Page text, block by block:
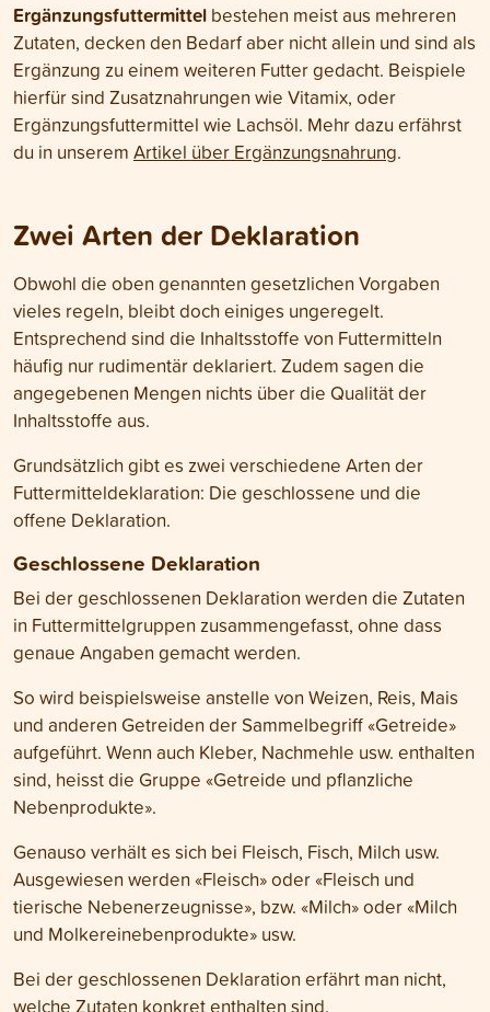
Ergänzungsfuttermittel bestehen meist aus mehreren
Zutaten, decken den Bedarf aber nicht allein und sind als
Ergänzung zu einem weiteren Futter gedacht. Beispiele
hierfür sind Zusatznahrungen wie Vitamix, oder
Ergänzungsfuttermittel wie Lachsöl. Mehr dazu erfährst
du in unserem Artikel über Ergänzungsnahrung.
Zwei Arten der Deklaration
Obwohl die oben genannten gesetzlichen Vorgaben
vieles regeln, bleibt doch einiges ungeregelt.
Entsprechend sind die Inhaltsstoffe von Futtermitteln
häufig nur rudimentär deklariert. Zudem sagen die
angegebenen Mengen nichts über die Qualität der
Inhaltsstoffe aus.
Grundsätzlich gibt es zwei verschiedene Arten der
Futtermitteldeklaration: Die geschlossene und die
offene Deklaration.
Geschlossene Deklaration
Bei der geschlossenen Deklaration werden die Zutaten
in Futtermittelgruppen zusammengefasst, ohne dass
genaue Angaben gemacht werden.
So wird beispielsweise anstelle von Weizen, Reis, Mais
und anderen Getreiden der Sammelbegriff «Getreide»
aufgeführt. Wenn auch Kleber, Nachmehle usw. enthalten
sind, heisst die Gruppe «Getreide und pflanzliche
Nebenprodukte».
Genauso verhält es sich bei Fleisch, Fisch, Milch usw.
Ausgewiesen werden «Fleisch» oder «Fleisch und
tierische Nebenerzeugnisse», bzw. «Milch» oder «Milch
und Molkereinebenprodukte» usw.
Bei der geschlossenen Deklaration erfährt man nicht,
welche Zutaten konkret enthalten sind.